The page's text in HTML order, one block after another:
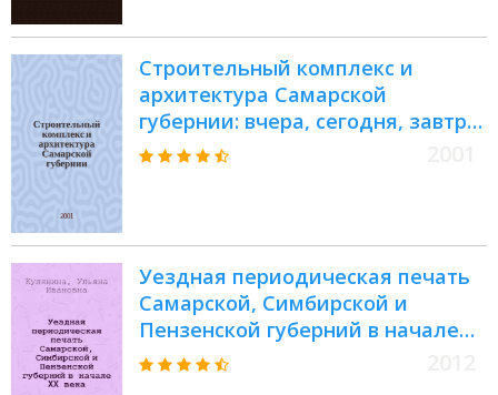
Строительный комплекс и
архитектура Самарской
губернии: вчера, сегодня, завтра
: Сб
Уездная периодическая печать
Самарской, Симбирской и
Пензенской губерний в начале
XX века : автореф. дис. на соиск.